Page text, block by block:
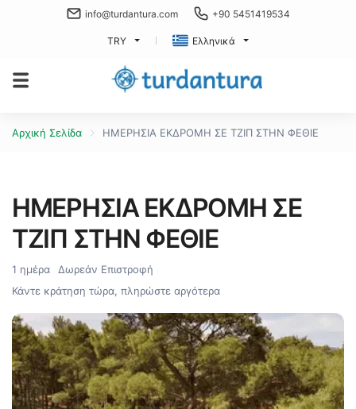
info@turdantura.com +90 5451419534
TRY Ελληνικά
Αρχική Σελίδα ΗΜΕΡΗΣΙΑ ΕΚΔΡΟΜΗ ΣΕ ΤΖΙΠ ΣΤΗΝ ΦΕΘΙΕ
ΗΜΕΡΗΣΙΑ ΕΚΔΡΟΜΗ ΣΕ
ΤΖΙΠ ΣΤΗΝ ΦΕΘΙΕ
1 ημέρα
Δωρεάν Επιστροφή
Κάντε κράτηση τώρα, πληρώστε αργότερα